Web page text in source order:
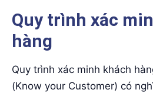
Quy trình xác
hàng
Quy trình xác minh khách
(Know your Customer) có